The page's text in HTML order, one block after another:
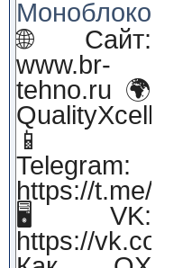
Моноблоков!
🌐 Сайт:
www.br-
tehno.ru 🌍
📱
Telegram:
https://t.me/
🖥 VK:
https://vk.com/